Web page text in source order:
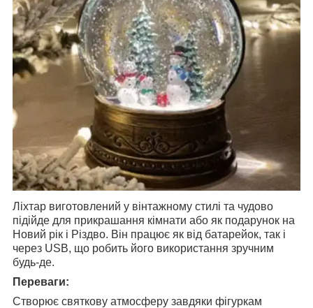
Ліхтар виготовлений у вінтажному стилі та чудово
підійде для прикрашання кімнати або як подарунок на
Новий рік і Різдво. Він працює як від батарейок, так і
через USB, що робить його використання зручним
будь-де.
Переваги:
Створює святкову атмосферу завдяки фігуркам